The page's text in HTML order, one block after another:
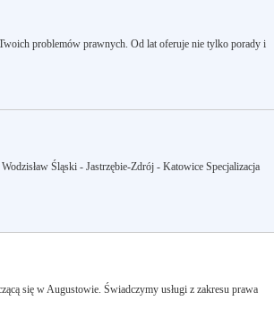
problemów prawnych. Od lat oferuje nie tylko porady i
Śląski - Jastrzębie-Zdrój - Katowice Specjalizacja
się w Augustowie. Świadczymy usługi z zakresu prawa